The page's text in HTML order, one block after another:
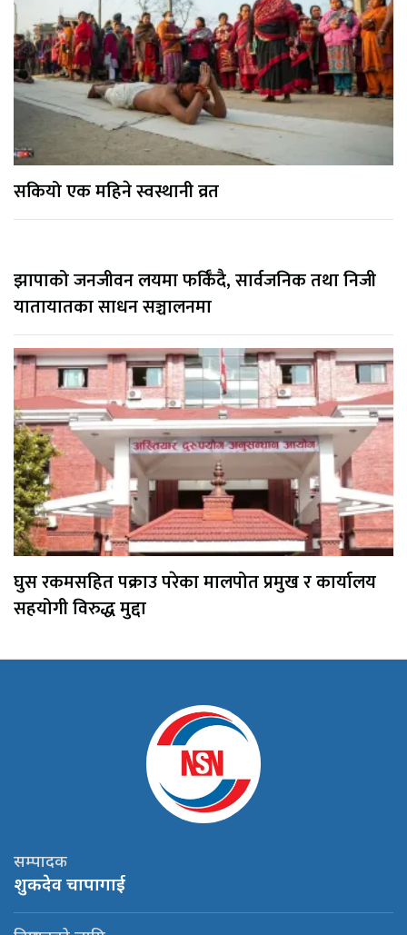
सकियो एक महिने स्वस्थानी व्रत
झापाको जनजीवन लयमा फर्किँदै, सार्वजनिक तथा निजी
यातायातका साधन सञ्चालनमा
घुस रकमसहित पक्राउ परेका मालपोत प्रमुख र कार्यालय
सहयोगी विरुद्ध मुद्दा
सम्पादक
शुकदेव चापागाई